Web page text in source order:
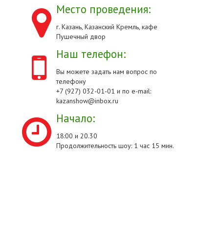
Место проведения:
г. Казань, Казанский Кремль, кафе
Пушечный двор
Наш телефон:
Вы можете задать нам вопрос по
телефону
+7 (927) 032-01-01 и по e-mail:
kazanshow@inbox.ru
Начало:
18:00 и 20.30
Продолжительность шоу: 1 час 15 мин.